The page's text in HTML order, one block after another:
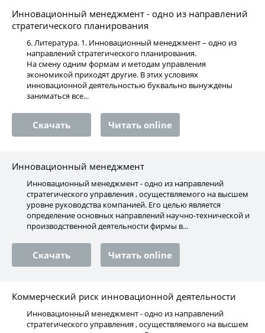
Инновационный менеджмент - одно из направлений
стратегического планирования
6. Литература. 1. Инновационный менеджмент – одно из
направлений стратегического планирования.
На смену одним формам и методам управления
экономикой приходят другие. В этих условиях
инновационной деятельностью буквально вынуждены
заниматься все...
Скачать Читать online
Инновационный менеджмент
Инновационный менеджмент - одно из направлений
стратегического управления , осуществляемого на высшем
уровне руководства компанией. Его целью является
определение основных направлений научно-технической и
производственной деятельности фирмы в...
Скачать Читать online
Коммерческий риск инновационной деятельности
Инновационный менеджмент - одно из направлений
стратегического управления , осуществляемого на высшем